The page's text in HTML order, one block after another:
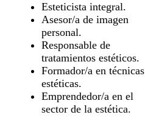
Esteticista integral.
Asesor/a de imagen
personal.
Responsable de
tratamientos estéticos.
Formador/a en técnicas
estéticas.
Emprendedor/a en el
sector de la estética.